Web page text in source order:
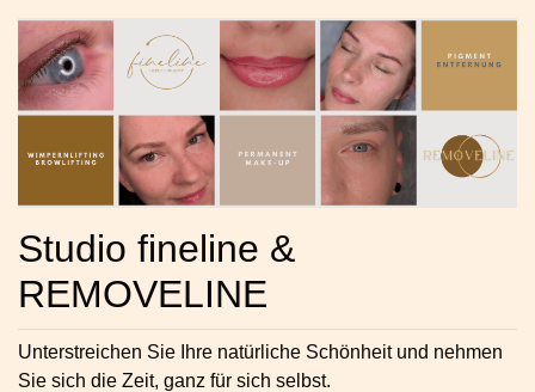
Studio fineline &
REMOVELINE
Unterstreichen Sie Ihre natürliche Schönheit und nehmen
Sie sich die Zeit, ganz für sich selbst.